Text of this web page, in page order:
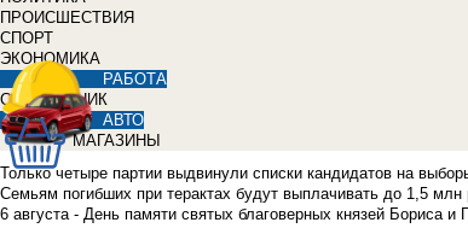
ПРОИСШЕСТВИЯ
СПОРТ
ЭКОНОМИКА
РАБОТА
СПРАВОЧНИК
АВТО
МАГАЗИНЫ
Только четыре партии выдвинули списки кандидатов на
Семьям погибших при терактах будут выплачивать до 1,5 млн
6 августа - День памяти святых благоверных князей Бориса и